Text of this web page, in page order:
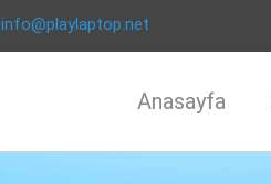
info@playlaptop.net
Anasayfa